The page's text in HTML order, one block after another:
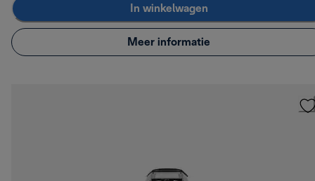
In winkelwagen
Meer informatie